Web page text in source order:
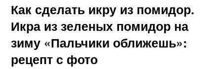
Как сделать икру из помидор.
Икра из зеленых помидор на
зиму «Пальчики оближешь»:
рецепт с фото